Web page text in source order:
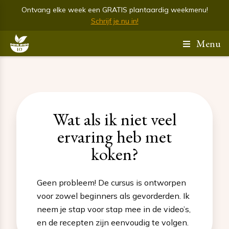
Ontvang elke week een GRATIS plantaardig weekmenu!
Schrijf je nu in!
Menu
Wat als ik niet veel
ervaring heb met
koken?
Geen probleem! De cursus is ontworpen
voor zowel beginners als gevorderden. Ik
neem je stap voor stap mee in de video’s,
en de recepten zijn eenvoudig te volgen.